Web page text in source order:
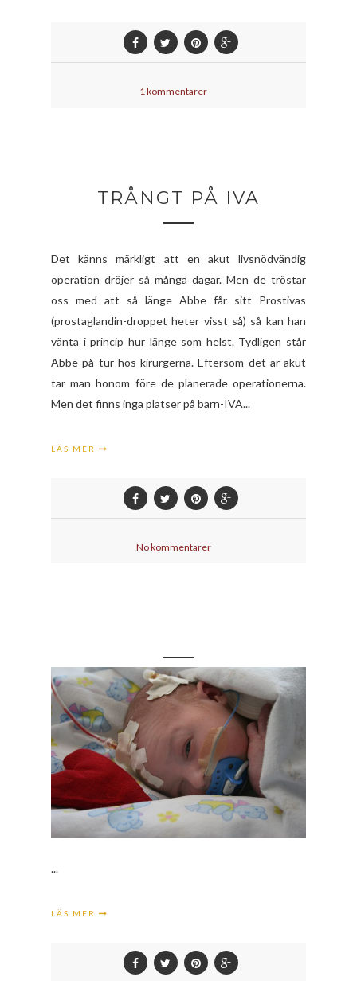
1 kommentarer
TRÅNGT PÅ IVA
Det känns märkligt att en akut livsnödvändig
operation dröjer så många dagar. Men de tröstar
oss med att så länge Abbe får sitt Prostivas
(prostaglandin-droppet heter visst så) så kan han
vänta i princip hur länge som helst. Tydligen står
Abbe på tur hos kirurgerna. Eftersom det är akut
tar man honom före de planerade operationerna.
Men det finns inga platser på barn-IVA...
LÄS MER
No kommentarer
...
LÄS MER